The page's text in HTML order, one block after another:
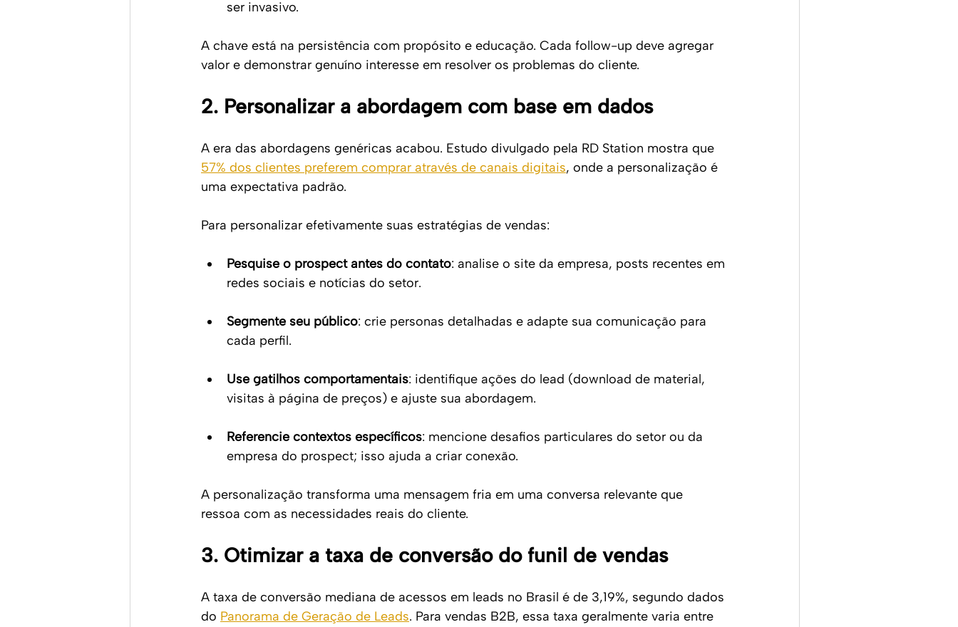
ser invasivo.
A chave está na persistência com propósito e educação. Cada follow-up deve agregar
valor e demonstrar genuíno interesse em resolver os problemas do cliente.
2. Personalizar a abordagem com base em dados
A era das abordagens genéricas acabou. Estudo divulgado pela RD Station mostra que
57% dos clientes preferem comprar através de canais digitais, onde a personalização é
uma expectativa padrão.
Para personalizar efetivamente suas estratégias de vendas:
Pesquise o prospect antes do contato: analise o site da empresa, posts recentes em
redes sociais e notícias do setor.
Segmente seu público: crie personas detalhadas e adapte sua comunicação para
cada perfil.
Use gatilhos comportamentais: identifique ações do lead (download de material,
visitas à página de preços) e ajuste sua abordagem.
Referencie contextos específicos: mencione desafios particulares do setor ou da
empresa do prospect; isso ajuda a criar conexão.
A personalização transforma uma mensagem fria em uma conversa relevante que
ressoa com as necessidades reais do cliente.
3. Otimizar a taxa de conversão do funil de vendas
A taxa de conversão mediana de acessos em leads no Brasil é de 3,19%, segundo dados
do Panorama de Geração de Leads. Para vendas B2B, essa taxa geralmente varia entre